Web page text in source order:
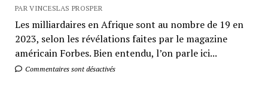
PAR VINCESLAS PROSPER
Les milliardaires en Afrique sont au nombre de 19 en
2023, selon les révélations faites par le magazine
américain Forbes. Bien entendu, l’on parle ici...
Commentaires sont désactivés